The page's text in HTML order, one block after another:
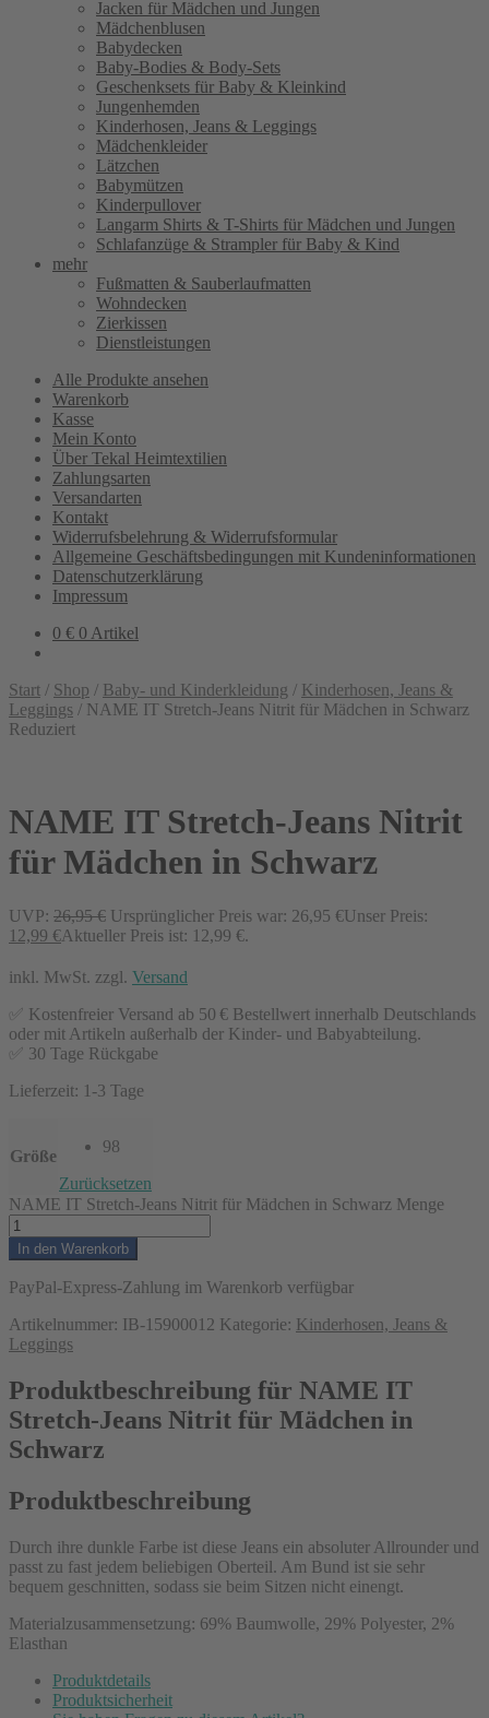
Jacken für Mädchen und Jungen
Mädchenblusen
Babydecken
Baby-Bodies & Body-Sets
Geschenksets für Baby & Kleinkind
Jungenhemden
Kinderhosen, Jeans & Leggings
Mädchenkleider
Lätzchen
Babymützen
Kinderpullover
Langarm Shirts & T-Shirts für Mädchen und Jungen
Schlafanzüge & Strampler für Baby & Kind
mehr
Fußmatten & Sauberlaufmatten
Wohndecken
Zierkissen
Dienstleistungen
Alle Produkte ansehen
Warenkorb
Kasse
Mein Konto
Über Tekal Heimtextilien
Zahlungsarten
Versandarten
Kontakt
Widerrufsbelehrung & Widerrufsformular
Allgemeine Geschäftsbedingungen mit Kundeninformationen
Datenschutzerklärung
Impressum
0 € 0 Artikel
Start / Shop / Baby- und Kinderkleidung / Kinderhosen, Jeans &
Leggings / NAME IT Stretch-Jeans Nitrit für Mädchen in Schwarz
Reduziert
NAME IT Stretch-Jeans Nitrit
für Mädchen in Schwarz
UVP: 26,95€ Ursprünglicher Preis war: 26,95 €Unser Preis:
12,99 €Aktueller Preis ist: 12,99 €.
inkl. MwSt. zzgl. Versand
✅ Kostenfreier Versand ab 50 € Bestellwert innerhalb Deutschlands
oder mit Artikeln außerhalb der Kinder- und Babyabteilung.
✅ 30 Tage Rückgabe
Lieferzeit: 1-3 Tage
Größe
98
Zurücksetzen
NAME IT Stretch-Jeans Nitrit für Mädchen in Schwarz Menge
In den Warenkorb
PayPal-Express-Zahlung im Warenkorb verfügbar
Artikelnummer: IB-15900012 Kategorie: Kinderhosen, Jeans &
Leggings
Produktbeschreibung für NAME IT
Stretch-Jeans Nitrit für Mädchen in
Schwarz
Produktbeschreibung
Durch ihre dunkle Farbe ist diese Jeans ein absoluter Allrounder und
passt zu fast jedem beliebigen Oberteil. Am Bund ist sie sehr
bequem geschnitten, sodass sie beim Sitzen nicht einengt.
Materialzusammensetzung: 69% Baumwolle, 29% Polyester, 2%
Elasthan
Produktdetails
Produktsicherheit